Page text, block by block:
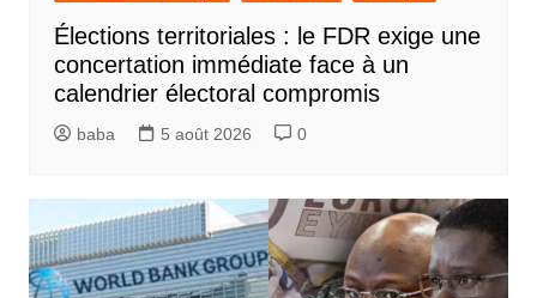
Élections territoriales : le FDR exige une
concertation immédiate face à un
calendrier électoral compromis
baba 5 août 2026 0